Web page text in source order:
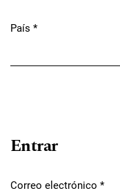
País *
Entrar
Correo electrónico *